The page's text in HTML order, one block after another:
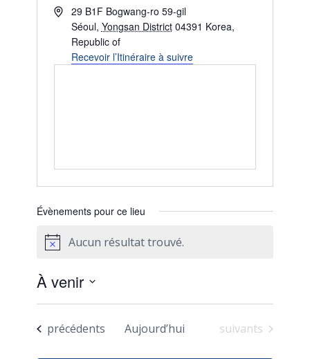
Adresse29 B1F Bogwang-ro 59-gil
Séoul, Yongsan District 04391 Korea,
Republic of
Recevoir l’Itinéraire à suivre
Évènements pour ce lieu
NoticeAucun résultat trouvé.
À venir
Sélectionnez
date.
Évènements
précédents Aujourd’hui Évènements
suivants